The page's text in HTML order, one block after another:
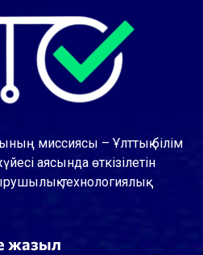
миссиясы – Ұлттық білім
аясында өткізілетін
технологиялық
жазыл